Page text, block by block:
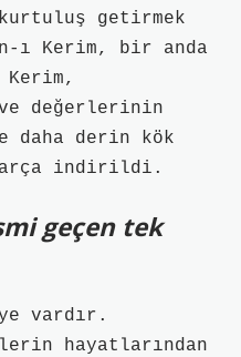
getirmek
ı Kerim, bir anda
ve değerlerinin
daha derin kök
indirildi.
geçen tek
vardır.
hayatlarından